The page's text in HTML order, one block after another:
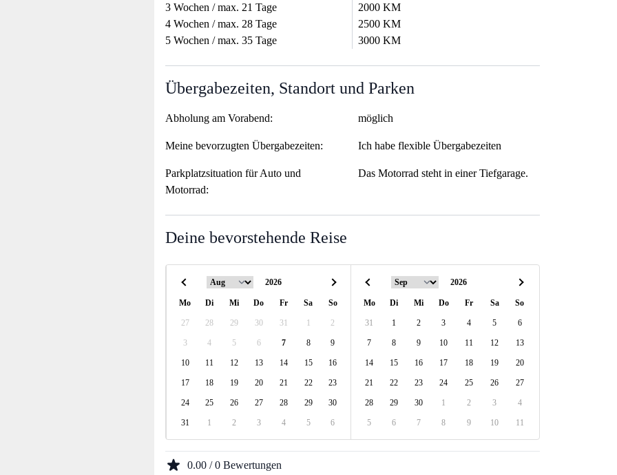
3 Wochen / max. 21 Tage
2000 KM
4 Wochen / max. 28 Tage
2500 KM
5 Wochen / max. 35 Tage
3000 KM
Übergabezeiten, Standort und Parken
Abholung am Vorabend: möglich
Meine bevorzugten Übergabezeiten: Ich habe flexible Übergabezeiten
Parkplatzsituation für Auto und
Motorrad:
Das Motorrad steht in einer Tiefgarage.
Deine bevorstehende Reise
Mo Di Mi Do Fr Sa So
27 28 29 30 31 1 2
3 4 5 6 7 8 9
10 11 12 13 14 15 16
17 18 19 20 21 22 23
24 25 26 27 28 29 30
31 1 2 3 4 5 6
Mo Di Mi Do Fr Sa So
31 1 2 3 4 5 6
7 8 9 10 11 12 13
14 15 16 17 18 19 20
21 22 23 24 25 26 27
28 29 30 1 2 3 4
5 6 7 8 9 10 11
0.00 / 0 Bewertungen